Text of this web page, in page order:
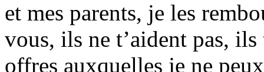
et mes parents, je les
vous, ils ne t’aident pas,
offres auxquelles je ne